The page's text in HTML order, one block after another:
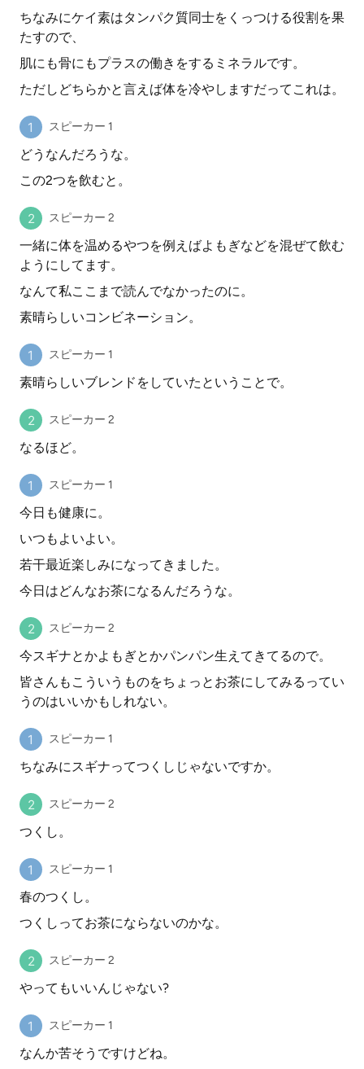
ちなみにケイ素はタンパク質同士をくっつける役割を果
たすので、
肌にも骨にもプラスの働きをするミネラルです。
ただしどちらかと言えば体を冷やしますだってこれは。
スピーカー 1
どうなんだろうな。
この2つを飲むと。
スピーカー 2
一緒に体を温めるやつを例えばよもぎなどを混ぜて飲む
ようにしてます。
なんて私ここまで読んでなかったのに。
素晴らしいコンビネーション。
スピーカー 1
素晴らしいブレンドをしていたということで。
スピーカー 2
なるほど。
スピーカー 1
今日も健康に。
いつもよいよい。
若干最近楽しみになってきました。
今日はどんなお茶になるんだろうな。
スピーカー 2
今スギナとかよもぎとかパンパン生えてきてるので。
皆さんもこういうものをちょっとお茶にしてみるってい
うのはいいかもしれない。
スピーカー 1
ちなみにスギナってつくしじゃないですか。
スピーカー 2
つくし。
スピーカー 1
春のつくし。
つくしってお茶にならないのかな。
スピーカー 2
やってもいいんじゃない?
スピーカー 1
なんか苦そうですけどね。